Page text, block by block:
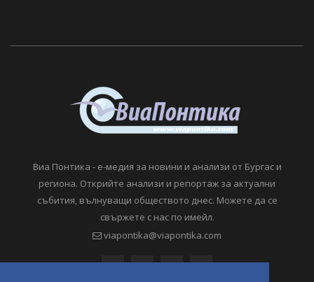
Виа Понтика - е-медия за новини и анализи от Бургас и
региона. Открийте анализи и репортаж за актуални
събития, вълнуващи обществото днес. Можете да се
свържете с нас по имейл.
viapontika@viapontika.com